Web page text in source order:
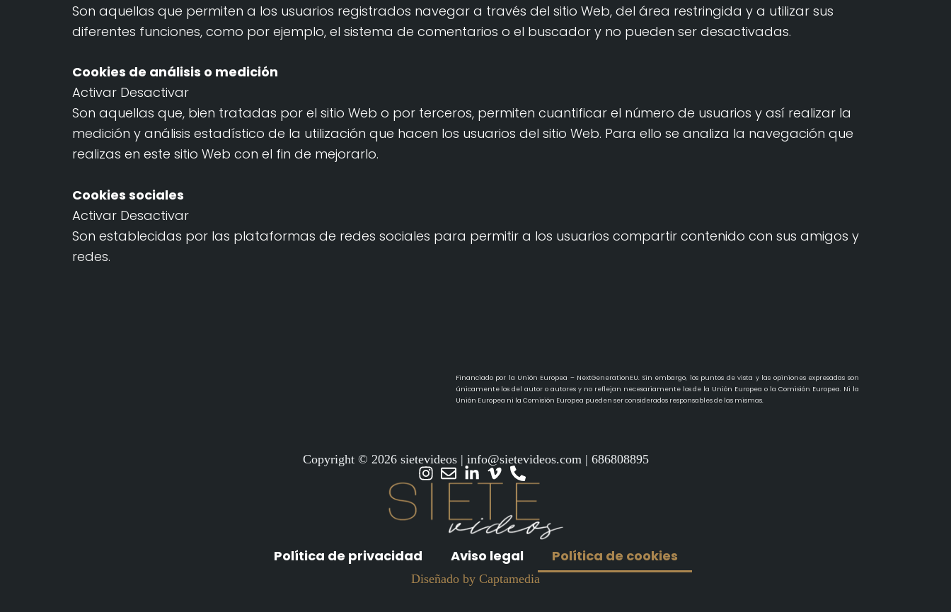
Son aquellas que permiten a los usuarios registrados navegar a través del sitio Web, del área restringida y a utilizar sus
diferentes funciones, como por ejemplo, el sistema de comentarios o el buscador y no pueden ser desactivadas.
Cookies de análisis o medición
Activar Desactivar
Son aquellas que, bien tratadas por el sitio Web o por terceros, permiten cuantificar el número de usuarios y así realizar la
medición y análisis estadístico de la utilización que hacen los usuarios del sitio Web. Para ello se analiza la navegación que
realizas en este sitio Web con el fin de mejorarlo.
Cookies sociales
Activar Desactivar
Son establecidas por las plataformas de redes sociales para permitir a los usuarios compartir contenido con sus amigos y
redes.
Financiado por la Unión Europea – NextGenerationEU. Sin embargo, los puntos de vista y las opiniones expresadas son
únicamente los del autor o autores y no reflejan necesariamente los de la Unión Europea o la Comisión Europea. Ni la
Unión Europea ni la Comisión Europea pueden ser considerados responsables de las mismas.
Copyright © 2026 sietevideos | info@sietevideos.com | 686808895
Política de privacidad Aviso legal Política de cookies
Diseñado by Captamedia